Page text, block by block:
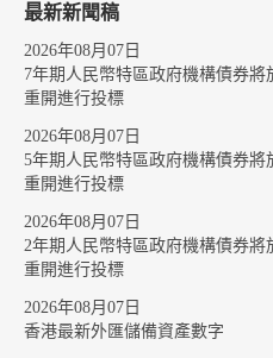
最新新聞稿
2026年08月07日
7年期人民幣特區政府機構債券將
重開進行投標
2026年08月07日
5年期人民幣特區政府機構債券將
重開進行投標
2026年08月07日
2年期人民幣特區政府機構債券將
重開進行投標
2026年08月07日
香港最新外匯儲備資產數字